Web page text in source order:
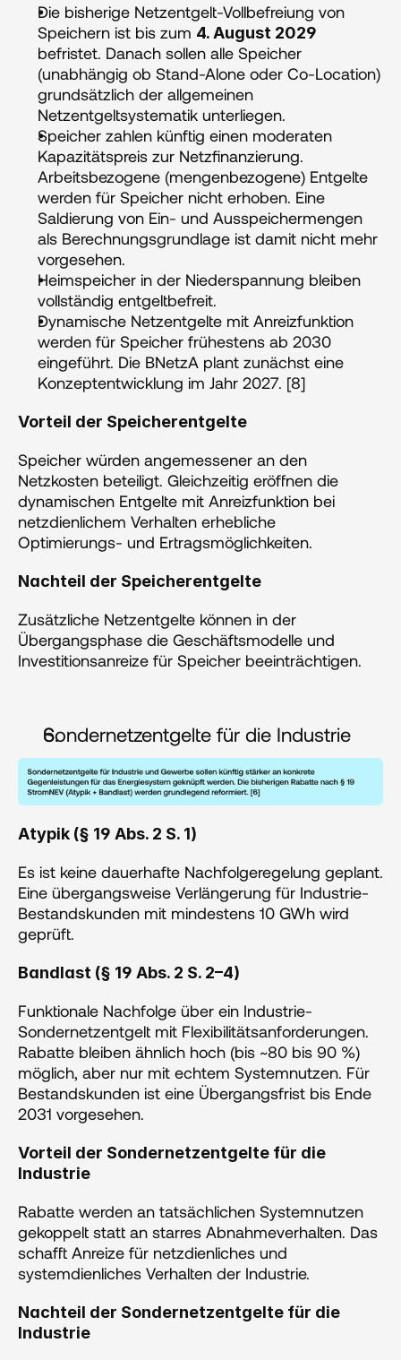
Die bisherige Netzentgelt-Vollbefreiung von
Speichern ist bis zum 4. August 2029
befristet. Danach sollen alle Speicher
(unabhängig ob Stand-Alone oder Co-Location)
grundsätzlich der allgemeinen
Netzentgeltsystematik unterliegen.
Speicher zahlen künftig einen moderaten
Kapazitätspreis zur Netzfinanzierung.
Arbeitsbezogene (mengenbezogene) Entgelte
werden für Speicher nicht erhoben. Eine
Saldierung von Ein- und Ausspeichermengen
als Berechnungsgrundlage ist damit nicht mehr
vorgesehen.
Heimspeicher in der Niederspannung bleiben
vollständig entgeltbefreit.
Dynamische Netzentgelte mit Anreizfunktion
werden für Speicher frühestens ab 2030
eingeführt. Die BNetzA plant zunächst eine
Konzeptentwicklung im Jahr 2027. [8]
Vorteil der Speicherentgelte
Speicher würden angemessener an den
Netzkosten beteiligt. Gleichzeitig eröffnen die
dynamischen Entgelte mit Anreizfunktion bei
netzdienlichem Verhalten erhebliche
Optimierungs- und Ertragsmöglichkeiten.
Nachteil der Speicherentgelte
Zusätzliche Netzentgelte können in der
Übergangsphase die Geschäftsmodelle und
Investitionsanreize für Speicher beeinträchtigen.
Sondernetzentgelte für die Industrie
Atypik (§ 19 Abs. 2 S. 1)
Es ist keine dauerhafte Nachfolgeregelung geplant.
Eine übergangsweise Verlängerung für Industrie-
Bestandskunden mit mindestens 10 GWh wird
geprüft.
Bandlast (§ 19 Abs. 2 S. 2–4)
Funktionale Nachfolge über ein Industrie-
Sondernetzentgelt mit Flexibilitätsanforderungen.
Rabatte bleiben ähnlich hoch (bis ~80 bis 90 %)
möglich, aber nur mit echtem Systemnutzen. Für
Bestandskunden ist eine Übergangsfrist bis Ende
2031 vorgesehen.
Vorteil der Sondernetzentgelte für die
Industrie
Rabatte werden an tatsächlichen Systemnutzen
gekoppelt statt an starres Abnahmeverhalten. Das
schafft Anreize für netzdienliches und
systemdienliches Verhalten der Industrie.
Nachteil der Sondernetzentgelte für die
Industrie